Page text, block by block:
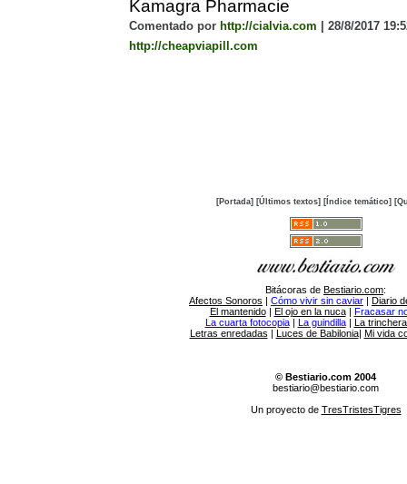
Kamagra Pharmacie
Comentado por http://cialvia.com | 28/8/2017
http://cheapviapill.com
[Portada] [Últimos textos] [Índice temático]
Bitácoras de Bestiario.com:
Afectos Sonoros | Cómo vivir sin caviar | Diario
El mantenido| El ojo en la nuca| Fracasar
La cuarta fotocopia| La guindilla| La
Letras enredadas | Luces de Babilonia| Mi vida
© Bestiario.com 2004
bestiario@bestiario.com
Un proyecto de TresTristesTigres